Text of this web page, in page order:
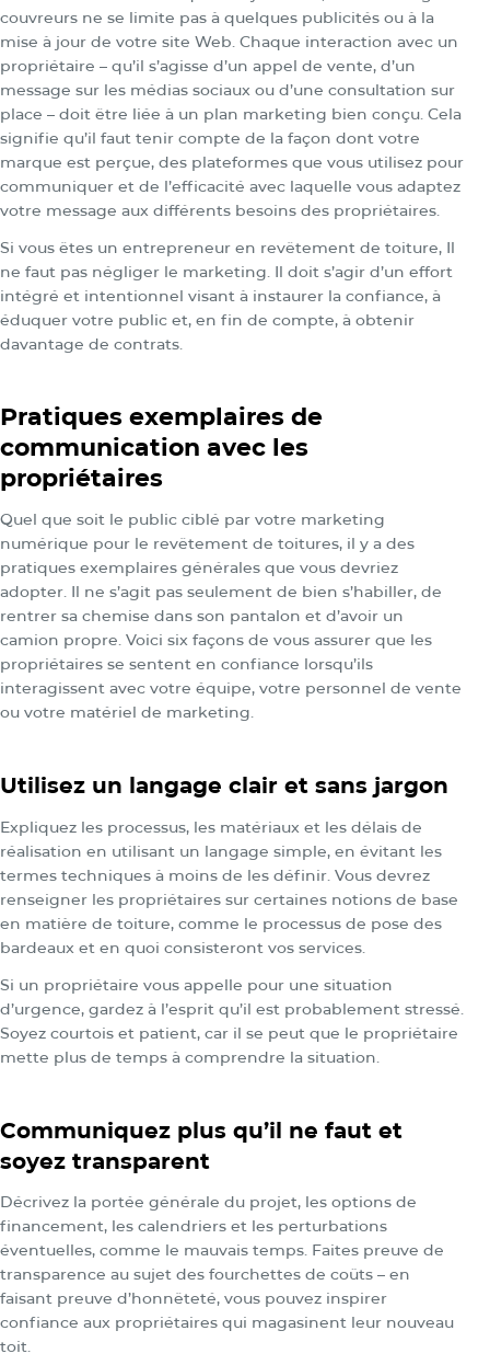
couvreurs ne se limite pas à quelques publicités ou à la
mise à jour de votre site Web. Chaque interaction avec un
propriétaire – qu’il s’agisse d’un appel de vente, d’un
message sur les médias sociaux ou d’une consultation sur
place – doit être liée à un plan marketing bien conçu. Cela
signifie qu’il faut tenir compte de la façon dont votre
marque est perçue, des plateformes que vous utilisez pour
communiquer et de l’efficacité avec laquelle vous adaptez
votre message aux différents besoins des propriétaires.
Si vous êtes un entrepreneur en revêtement de toiture, Il
ne faut pas négliger le marketing. Il doit s’agir d’un effort
intégré et intentionnel visant à instaurer la confiance, à
éduquer votre public et, en fin de compte, à obtenir
davantage de contrats.
Pratiques exemplaires de
communication avec les
propriétaires
Quel que soit le public ciblé par votre marketing
numérique pour le revêtement de toitures, il y a des
pratiques exemplaires générales que vous devriez
adopter. Il ne s’agit pas seulement de bien s’habiller, de
rentrer sa chemise dans son pantalon et d’avoir un
camion propre. Voici six façons de vous assurer que les
propriétaires se sentent en confiance lorsqu’ils
interagissent avec votre équipe, votre personnel de vente
ou votre matériel de marketing.
Utilisez un langage clair et sans jargon
Expliquez les processus, les matériaux et les délais de
réalisation en utilisant un langage simple, en évitant les
termes techniques à moins de les définir. Vous devrez
renseigner les propriétaires sur certaines notions de base
en matière de toiture, comme le processus de pose des
bardeaux et en quoi consisteront vos services.
Si un propriétaire vous appelle pour une situation
d’urgence, gardez à l’esprit qu’il est probablement stressé.
Soyez courtois et patient, car il se peut que le propriétaire
mette plus de temps à comprendre la situation.
Communiquez plus qu’il ne faut et
soyez transparent
Décrivez la portée générale du projet, les options de
financement, les calendriers et les perturbations
éventuelles, comme le mauvais temps. Faites preuve de
transparence au sujet des fourchettes de coûts – en
faisant preuve d’honnêteté, vous pouvez inspirer
confiance aux propriétaires qui magasinent leur nouveau
toit.